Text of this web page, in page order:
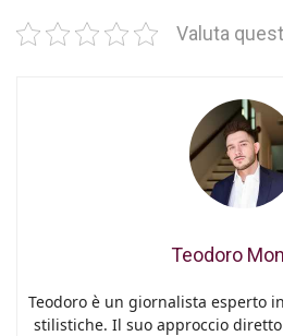
Valuta
Teodoro
Teodoro è un giornalista esperto
stilistiche. Il suo approccio